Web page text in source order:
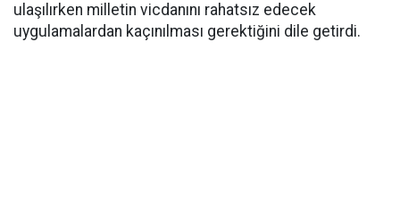
ulaşılırken milletin vicdanını rahatsız edecek
uygulamalardan kaçınılması gerektiğini dile getirdi.